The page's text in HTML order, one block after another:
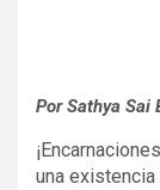
Por Sathya Sai
una existencia